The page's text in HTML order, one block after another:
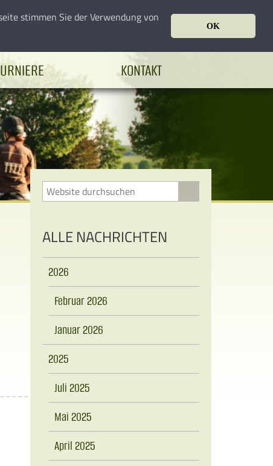
stimmen Sie der Verwendung von
OK
KONTAKT
ALLE NACHRICHTEN
2026
Februar 2026
Januar 2026
2025
Juli 2025
Mai 2025
April 2025